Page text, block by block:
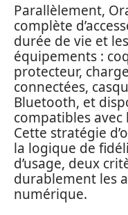
Parallèlement,
complète
durée de vie et
équipements :
protecteur,
connectées,
Bluetooth, et
compatibles avec
Cette stratégie
la logique de
d’usage, deux
durablement les
numérique.